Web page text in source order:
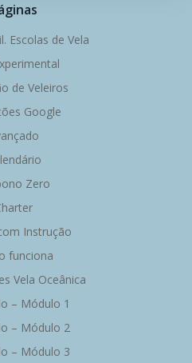
Escolas de Vela
de Veleiros
Google
Zero
Instrução
funciona
Vela Oceânica
– Módulo 1
– Módulo 2
– Módulo 3